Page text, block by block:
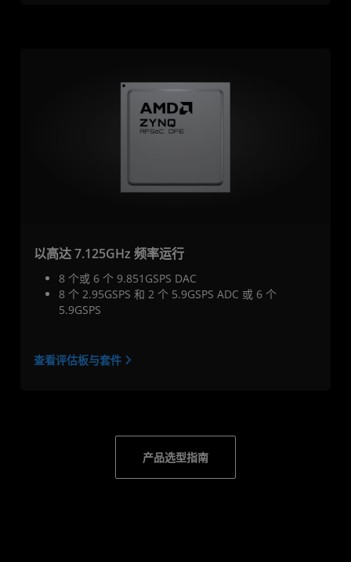
以高达 7.125GHz 频率运行
8 个或 6 个 9.851GSPS DAC
8 个 2.95GSPS 和 2 个 5.9GSPS ADC 或 6 个
5.9GSPS
查看评估板与套件
产品选型指南